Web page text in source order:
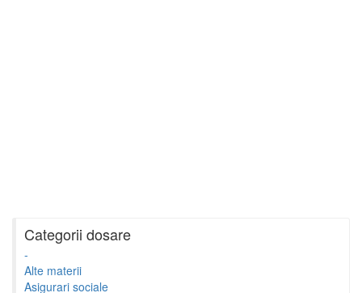
Categorii dosare
-
Alte materii
Asigurari sociale